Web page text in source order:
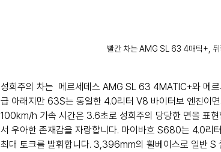
빨간 차는 AMG SL 63 4매틱+,
성희주의 차는  메르세데스 AMG SL 63 4MATIC+와 메
급 아래지만 63S는 동일한 4.0리터 V8 바이터보 엔진이
100km/h 가속 시간은 3.6초로 성희주의 당당한 면을 표현
서 우아한 존재감을 자랑합니다. 마이바흐 S680는 4.0리
최대 토크를 발휘합니다. 3,396mm의 휠베이스로 일반